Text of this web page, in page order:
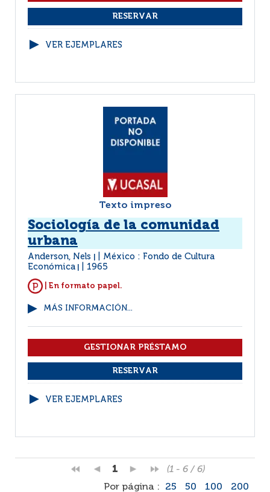
VER EJEMPLARES
Texto impreso
Sociología de la comunidad
urbana
Anderson, Nels
México : Fondo de Cultura
Económica
1965
| En formato papel.
MÁS INFORMACIÓN...
VER EJEMPLARES
1
(1 - 6 / 6)
Por página :
25 50 100 200